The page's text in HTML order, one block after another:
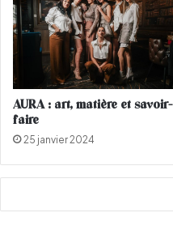
g
a
r
o
n
AURA : art, matière et savoir-
faire
25 janvier 2024